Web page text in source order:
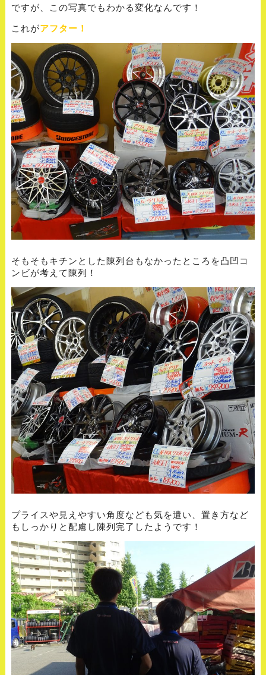
ですが、この写真でもわかる変化なんです！
これがアフター！
そもそもキチンとした陳列台もなかったところを凸凹コ
ンビが考えて陳列！
プライスや見えやすい角度なども気を遣い、置き方など
もしっかりと配慮し陳列完了したようです！